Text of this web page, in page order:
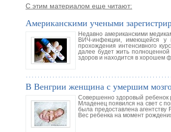
С этим материалом еще читают:
Американскими учеными
Недавно американскими
ВИЧ-инфекции, имеющейся у
прохождения интенсивного
далее будет жить
здоров и находится в хорошем
В Венгрии женщина с умершим
Совершенно здоровый ребенок
Младенец появился на свет с
была предоставлена
Вес ребенка на момент